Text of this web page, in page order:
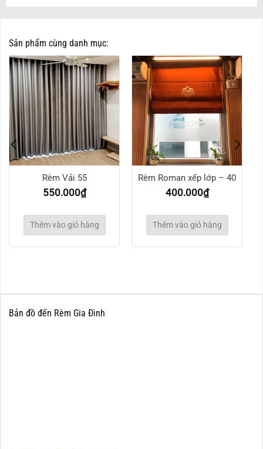
Sản phẩm cùng danh mục:
Rèm Vải 55
550.000₫
Thêm vào giỏ hàng
Rèm Roman xếp lớp – 40
400.000₫
Thêm vào giỏ hàng
Bản đồ đến Rèm Gia Đình